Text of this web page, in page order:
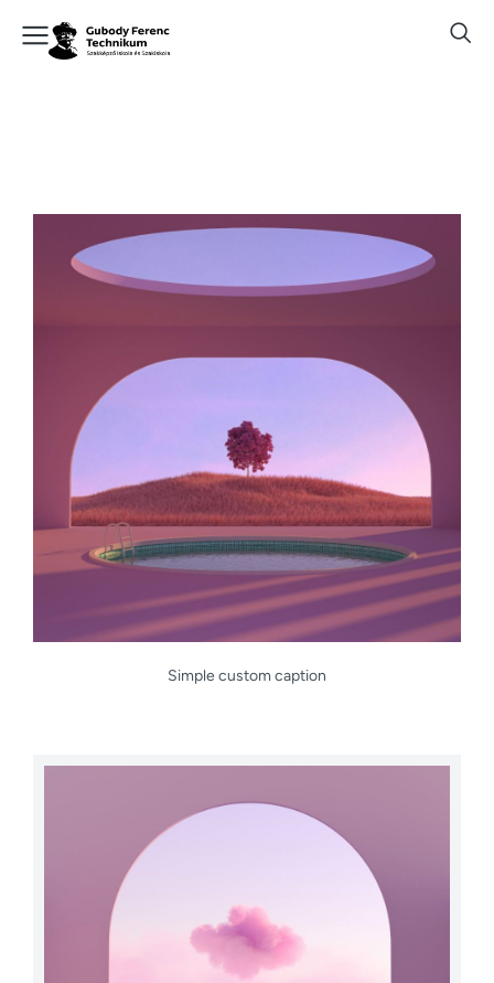
Simple custom caption